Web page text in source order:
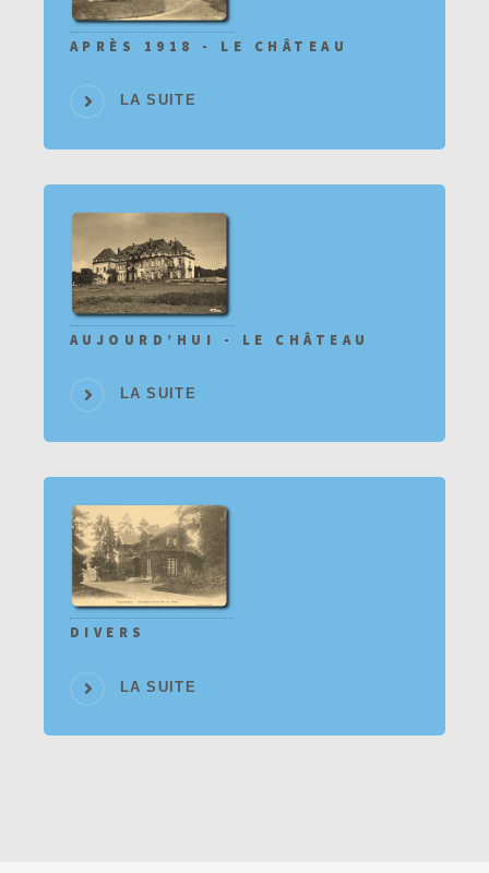
APRÈS 1918 - LE CHÂTEAU
LA SUITE
AUJOURD’HUI - LE CHÂTEAU
LA SUITE
DIVERS
LA SUITE